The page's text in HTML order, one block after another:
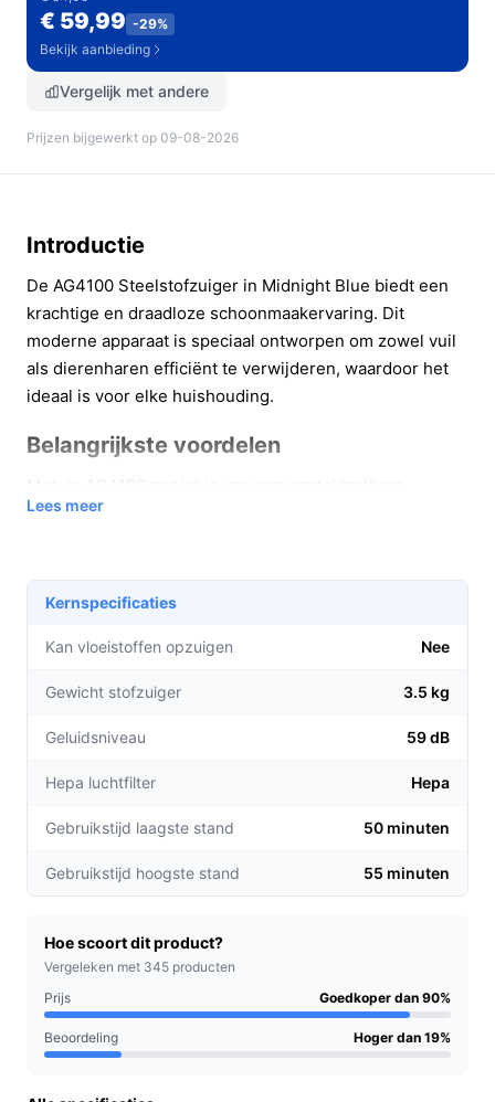
€ 59,99 -29%
Bekijk aanbieding
Vergelijk met andere
Prijzen bijgewerkt op 09-08-2026
Introductie
De AG4100 Steelstofzuiger in Midnight Blue biedt een
krachtige en draadloze schoonmaakervaring. Dit
moderne apparaat is speciaal ontworpen om zowel vuil
als dierenharen efficiënt te verwijderen, waardoor het
ideaal is voor elke huishouding.
Belangrijkste voordelen
voordelen die je schoonmaakroutine verbeteren:
deze stofzuiger zelfs de meest hardnekkige
vuildeeltjes.
Geschikt voor huisdieren:
verwijderen van dierenharen van meubels en
Geniet van tot 55
minuten gebruikstijd op de hoogste stand, ideaal
De AG4100 is perfect voor gezinnen met huisdieren,
een efficiënte oplossing voor het schoonmaken van hun
auto of woning. Zowel voor kleine appartementen als
grotere huizen is deze stofzuiger een waardevolle
aanvulling.
Lees meer
Kernspecificaties
Kan vloeistoffen opzuigen Nee
Gewicht stofzuiger 3.5 kg
Geluidsniveau 59 dB
Hepa luchtfilter Hepa
Gebruikstijd laagste stand 50 minuten
Gebruikstijd hoogste stand 55 minuten
Hoe scoort dit product?
Vergeleken met 345 producten
Prijs
Goedkoper dan 90%
Beoordeling Hoger dan 19%